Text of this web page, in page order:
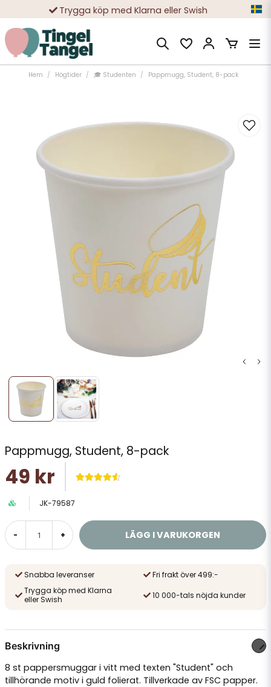
Trygga köp med Klarna eller Swish
10 000-tals nöjda kunder
Hem Högtider 🎓 Studenten Pappmugg, Student, 8-pack
Pappmugg, Student, 8-pack
49 kr
JK-79587
- + LÄGG I VARUKORGEN
Snabba leveranser
Fri frakt över 499:-
Trygga köp med Klarna
eller Swish
10 000-tals nöjda kunder
Beskrivning
8 st pappersmuggar i vitt med texten "Student" och
tillhörande motiv i guld folierat. Tillverkade av FSC papper.